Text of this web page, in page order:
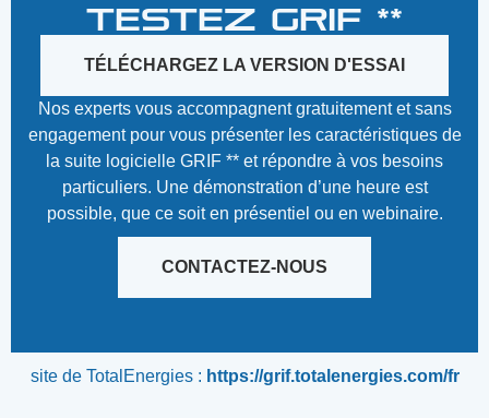
TESTEZ GRIF **
TÉLÉCHARGEZ LA VERSION D'ESSAI
Nos experts vous accompagnent gratuitement et sans
engagement pour vous présenter les caractéristiques de
la suite logicielle GRIF ** et répondre à vos besoins
particuliers. Une démonstration d’une heure est
possible, que ce soit en présentiel ou en webinaire.
CONTACTEZ-NOUS
site de TotalEnergies : https://grif.totalenergies.com/fr